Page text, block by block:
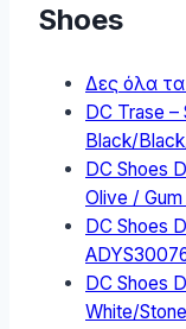
Shoes
Δες όλα τα
DC Trase –
Black/
DC Shoes
Olive /
DC Shoes
DC Shoes
White/